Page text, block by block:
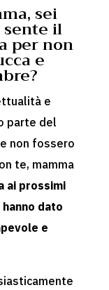
sei
sente il
per non
e
e
parte del
non fossero
te, mamma
ai prossimi
dato
e